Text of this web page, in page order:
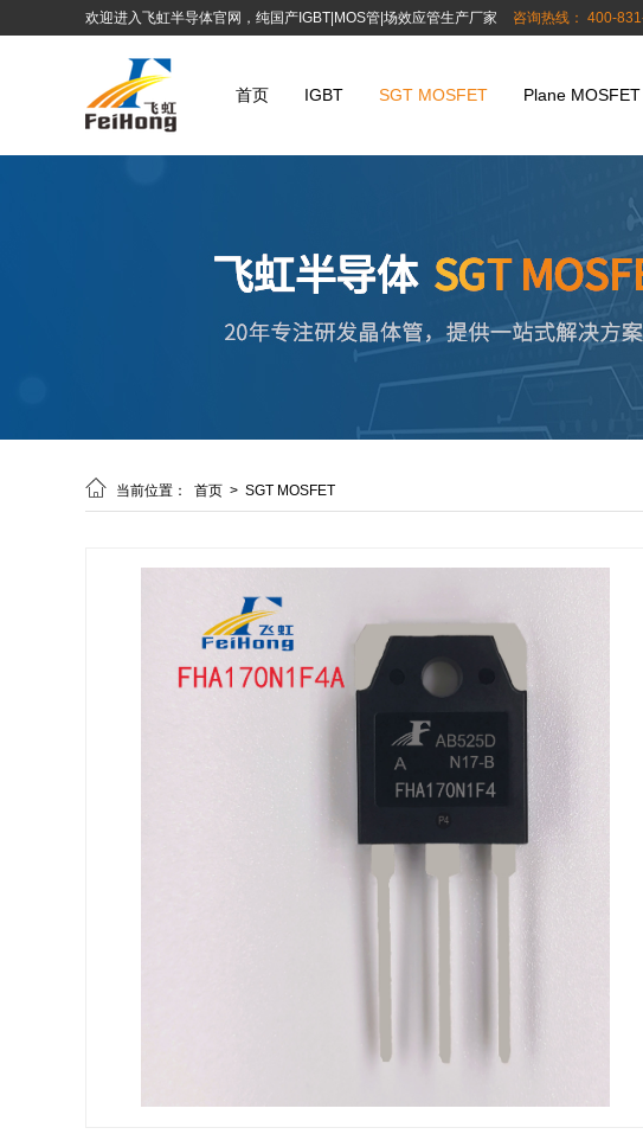
欢迎进入飞虹半导体官网，纯国产IGBT|MOS管|场效应管生产厂家 咨询热线： 400-
首页 IGBT SGT MOSFET Plane MOSFET
 当前位置： 首页 > SGT MOSFET